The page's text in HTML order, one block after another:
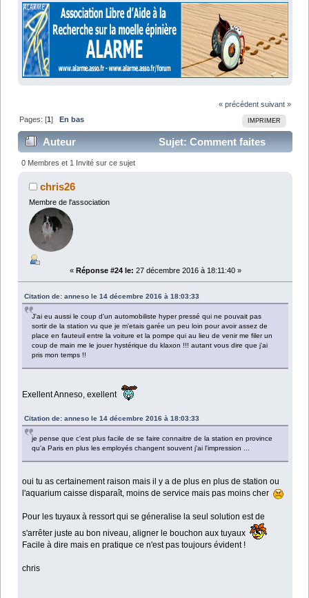
« précédent suivant »
IMPRIMER
Pages: [1] En bas
Auteur
Sujet: Comment faites
vous le plein ? (Lu 27057 fois)
0 Membres et 1 Invité sur ce sujet
chris26
Membre de l'association
« Réponse #24 le: 27 décembre 2016 à 18:11:40 »
Citation de: anneso le 14 décembre 2016 à 18:03:33
J'ai eu aussi le coup d'un automobiliste hyper pressé qui ne pouvait pas
sortir de la station vu que je m'etais garée un peu loin pour avoir assez de
place en fauteuil entre la voiture et la pompe qui au lieu de venir me filer un
coup de main me le jouer hystérique du klaxon !!! autant vous dire que j'ai
pris mon temps !!
Exellent Anneso, exellent
Citation de: anneso le 14 décembre 2016 à 18:03:33
je pense que c'est plus facile de se faire connaitre de la station en province
qu'a Paris en plus les employés changent souvent j'ai l'impression ...
oui tu as certainement raison mais il y a de plus en plus de station ou
l'aquarium caisse disparaît, moins de service mais pas moins cher
Pour les tuyaux à ressort qui se géneralise la seul solution est de
s'arrêter juste au bon niveau, aligner le bouchon aux tuyaux
Facile à dire mais en pratique ce n'est pas toujours évident !
chris